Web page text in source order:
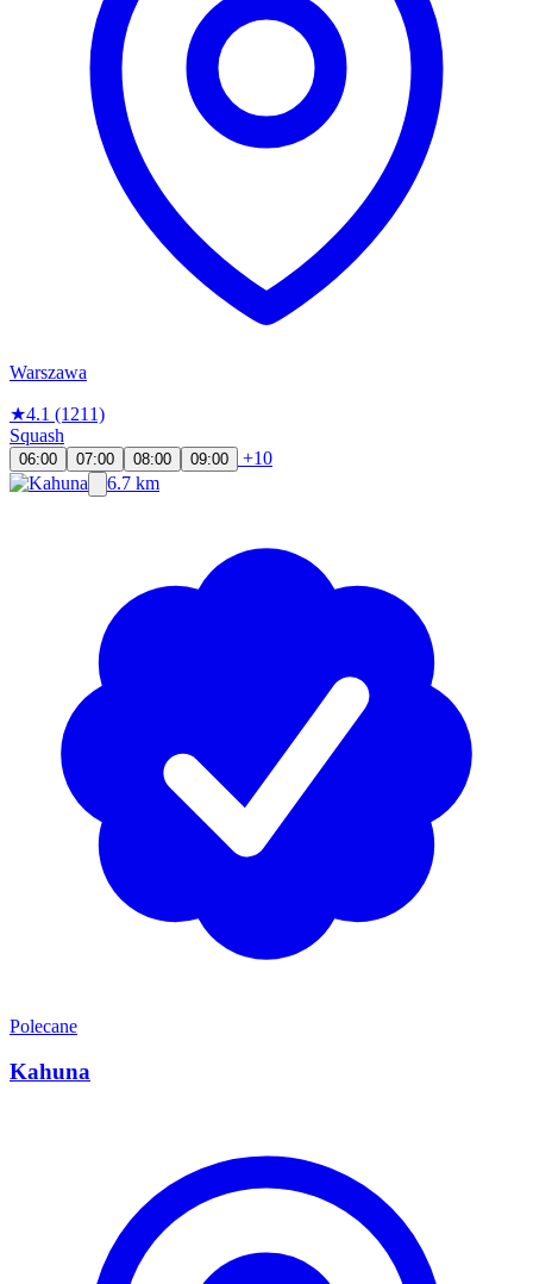
Warszawa
★4.1 (1211)
Squash
06:00 07:00 08:00 09:00
+10
6.7 km
Polecane
Kahuna